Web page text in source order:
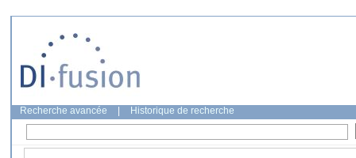
Recherche avancée Historique de recherche